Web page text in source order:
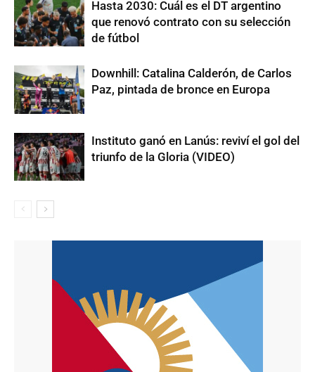
Hasta 2030: Cuál es el DT argentino
que renovó contrato con su selección
de fútbol
Downhill: Catalina Calderón, de Carlos
Paz, pintada de bronce en Europa
Instituto ganó en Lanús: reviví el gol del
triunfo de la Gloria (VIDEO)